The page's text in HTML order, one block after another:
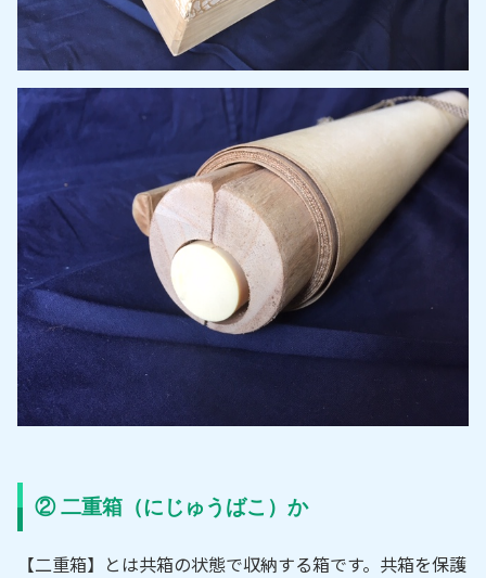
② 二重箱（にじゅうばこ）か
【二重箱】とは共箱の状態で収納する箱です。共箱を保護